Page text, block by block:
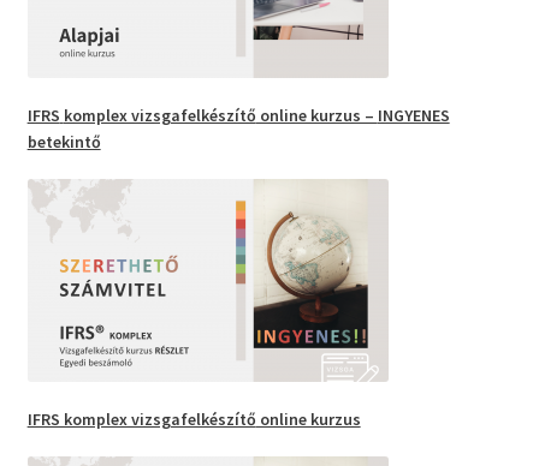
IFRS komplex vizsgafelkészítő online kurzus – INGYENES
betekintő
IFRS komplex vizsgafelkészítő online kurzus